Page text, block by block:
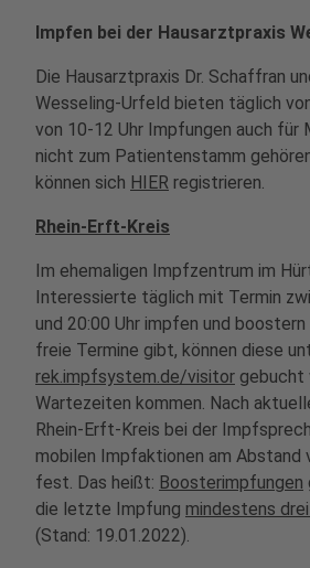
Impfen bei der Hausarztpraxis
Die Hausarztpraxis Dr. Schaffran
Wesseling-Urfeld bieten täglich
von 10-12 Uhr Impfungen auch für
nicht zum Patientenstamm
können sich HIER registrieren.
Rhein-Erft-Kreis
Im ehemaligen Impfzentrum im
Interessierte täglich mit Termin
und 20:00 Uhr impfen und boostern
freie Termine gibt, können diese
rek.impfsystem.de/visitor gebucht
Wartezeiten kommen. Nach
Rhein-Erft-Kreis bei der
mobilen Impfaktionen am Abstand
fest. Das heißt: Boosterimpfungen
die letzte Impfung mindestens
(Stand: 19.01.2022).